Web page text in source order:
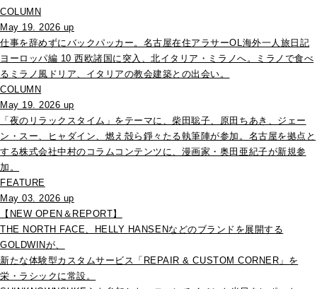
COLUMN
May 19. 2026 up
仕事を辞めずにバックパッカー。名古屋在住アラサーOL海外一人旅日記
ヨーロッパ編 10 西欧諸国に突入、北イタリア・ミラノへ。ミラノで食べ
るミラノ風ドリア、イタリアの教会建築との出会い。
COLUMN
May 19. 2026 up
「夜のリラックスタイム」をテーマに、柴田聡子、原田ちあき、ジェー
ン・スー、ヒャダイン、燃え殻ら錚々たる執筆陣が参加。名古屋を拠点と
する株式会社中村のコラムコンテンツに、漫画家・奥田亜紀子が新規参
加。
FEATURE
May 03. 2026 up
【NEW OPEN＆REPORT】
THE NORTH FACE、HELLY HANSENなどのブランドを展開する
GOLDWINが、
新たな体験型カスタムサービス「REPAIR & CUSTOM CORNER」を
栄・ラシックに常設。